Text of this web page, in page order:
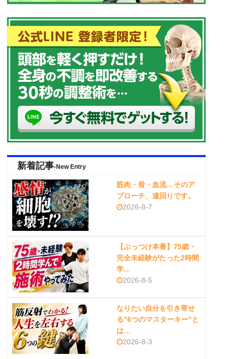
新着記事-New Entry
筋肉・骨・血流…そのア
プローチ、遠回りです。
2026-8-7
【ぶっつけ本番】75歳・
完全未経験がたった2時間
学…
2026-8-5
なりたい自分を引き寄せ
る”6つのマスターキー”と
は…
2026-8-3